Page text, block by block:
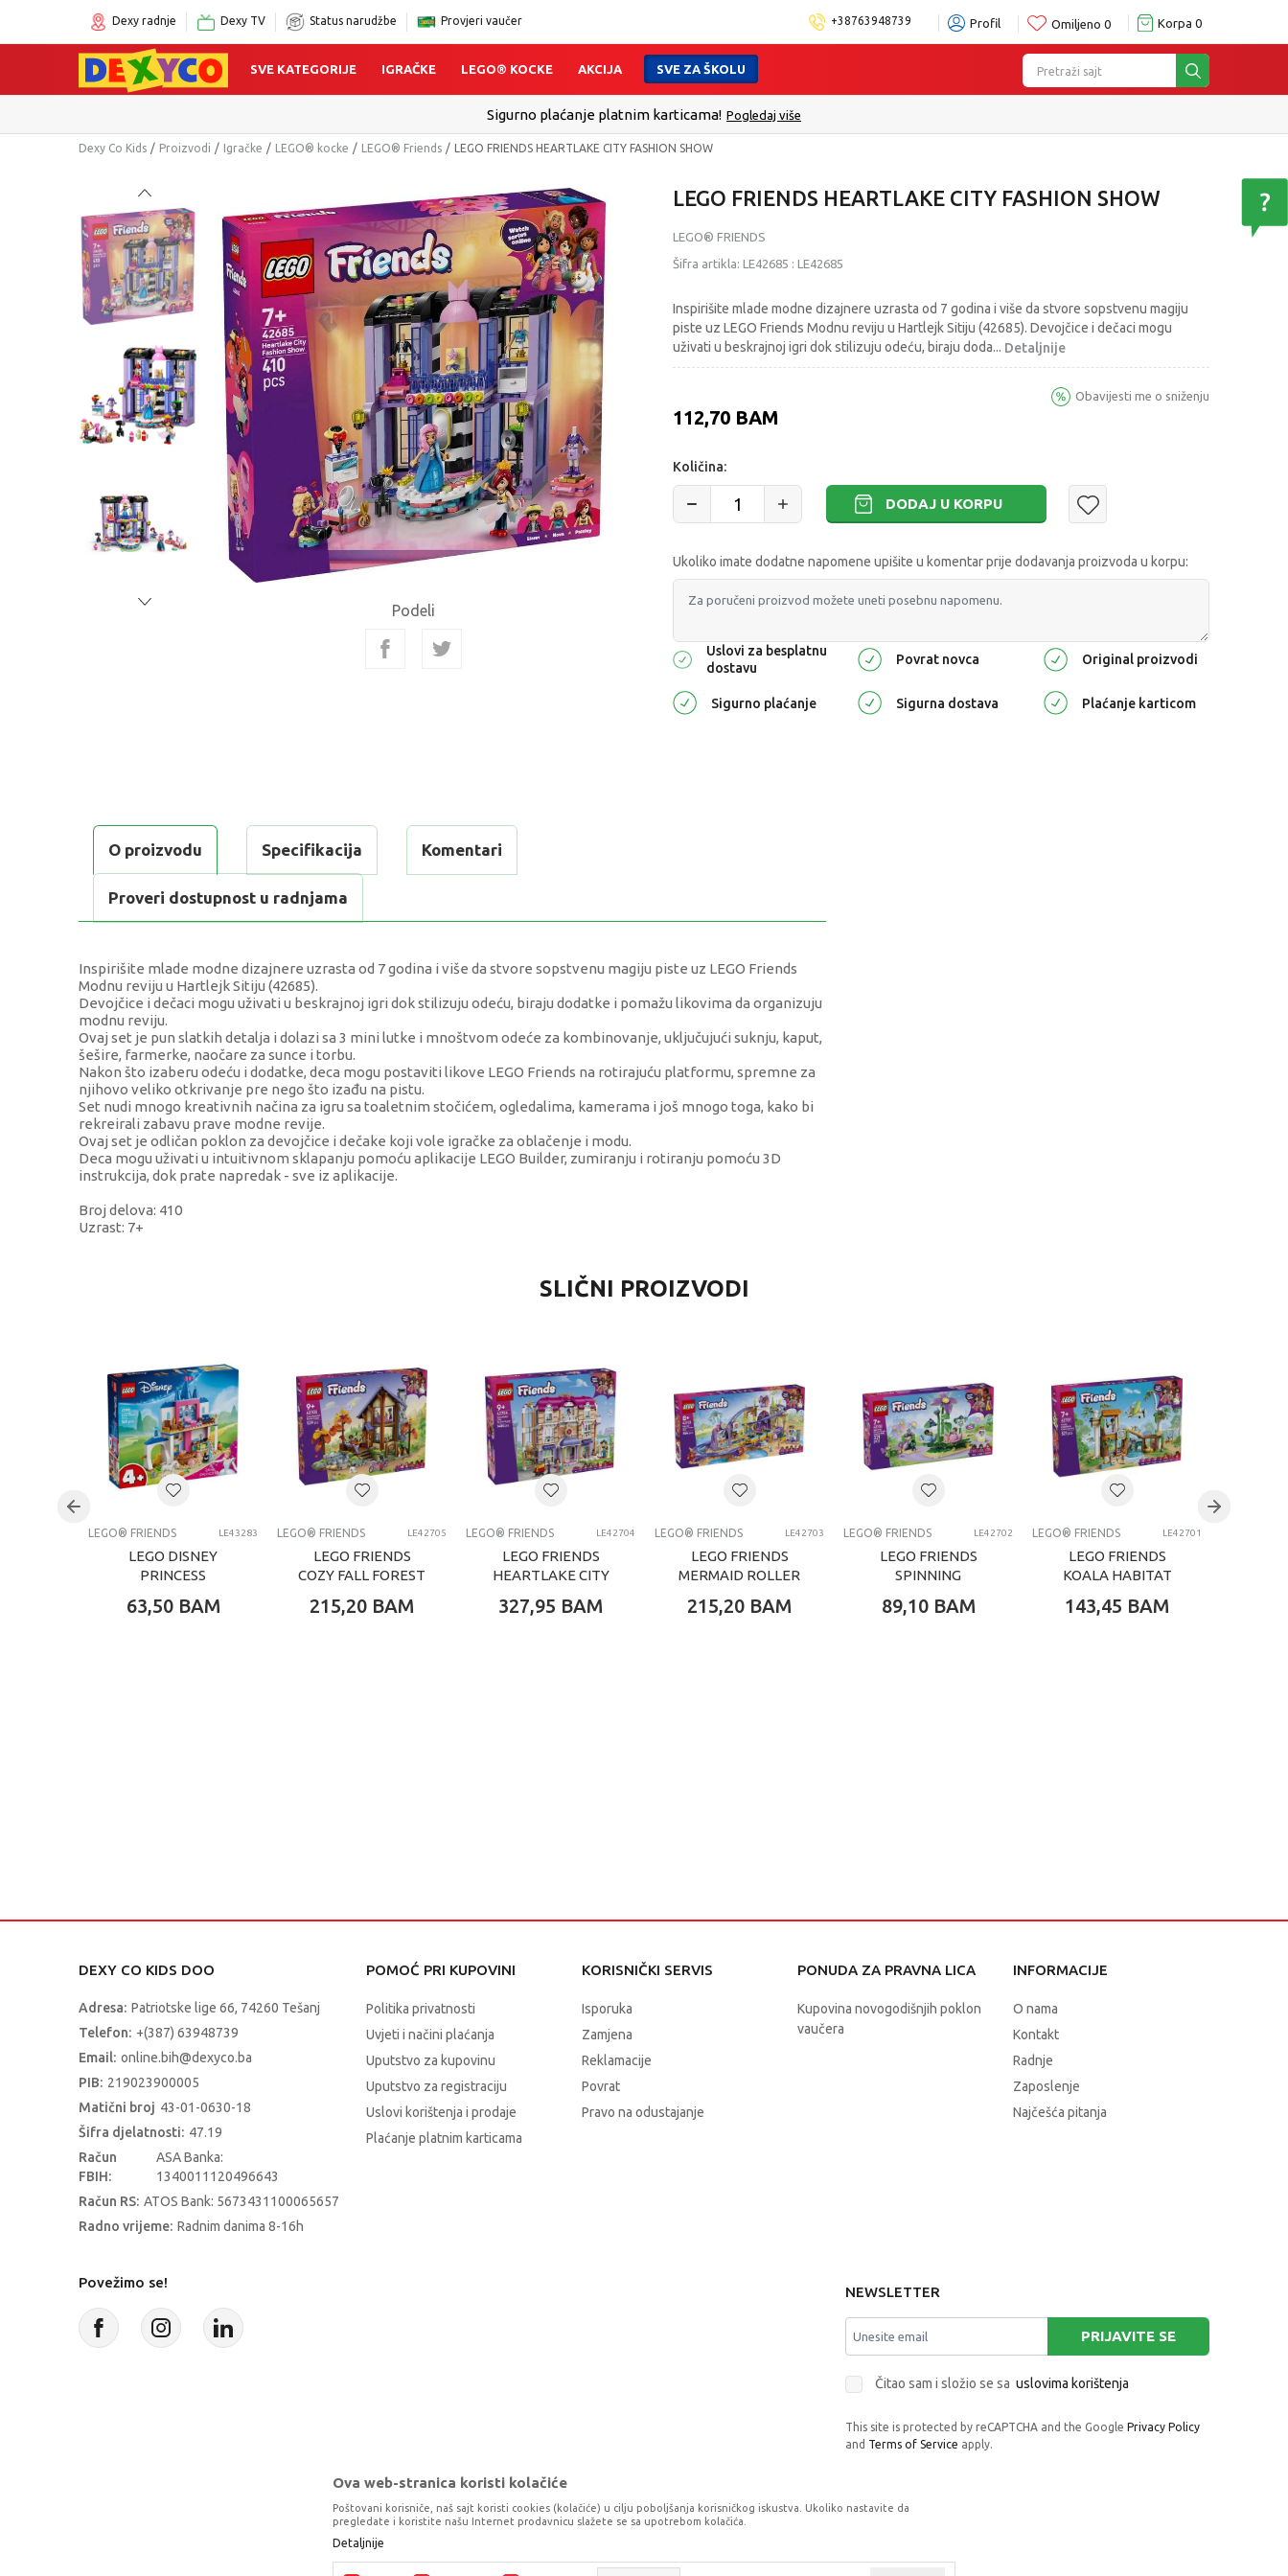
Dexy radnje Dexy TV Status narudžbe Provjeri vaučer +38763948739 Profil Omiljeno 0 Korpa 0
Pretraži sajt
SVE KATEGORIJE IGRAČKE LEGO® KOCKE AKCIJA SVE ZA ŠKOLU
Sigurno plaćanje platnim karticama! Pogledaj više
Dexy Co Kids Proizvodi Igračke LEGO® kocke LEGO® Friends LEGO FRIENDS HEARTLAKE CITY FASHION SHOW
Podeli
LEGO FRIENDS HEARTLAKE CITY FASHION SHOW
LEGO® FRIENDS
Šifra artikla: LE42685 : LE42685
Inspirišite mlade modne dizajnere uzrasta od 7 godina i više da stvore sopstvenu magiju
piste uz LEGO Friends Modnu reviju u Hartlejk Sitiju (42685). Devojčice i dečaci mogu
uživati u beskrajnoj igri dok stilizuju odeću, biraju doda... Detaljnije
112,70 BAM
Obavijesti me o sniženju
Količina:
DODAJ U KORPU
Ukoliko imate dodatne napomene upišite u komentar prije dodavanja proizvoda u korpu:
Uslovi za besplatnu
dostavu
Povrat novca Original proizvodi
Sigurno plaćanje Sigurna dostava Plaćanje karticom
O proizvodu Specifikacija Komentari
Proveri dostupnost u radnjama
Inspirišite mlade modne dizajnere uzrasta od 7 godina i više da stvore sopstvenu magiju piste uz LEGO Friends
Modnu reviju u Hartlejk Sitiju (42685).
Devojčice i dečaci mogu uživati u beskrajnoj igri dok stilizuju odeću, biraju dodatke i pomažu likovima da organizuju
modnu reviju.
Ovaj set je pun slatkih detalja i dolazi sa 3 mini lutke i mnoštvom odeće za kombinovanje, uključujući suknju, kaput,
šešire, farmerke, naočare za sunce i torbu.
Nakon što izaberu odeću i dodatke, deca mogu postaviti likove LEGO Friends na rotirajuću platformu, spremne za
njihovo veliko otkrivanje pre nego što izađu na pistu.
Set nudi mnogo kreativnih načina za igru sa toaletnim stočićem, ogledalima, kamerama i još mnogo toga, kako bi
rekreirali zabavu prave modne revije.
Ovaj set je odličan poklon za devojčice i dečake koji vole igračke za oblačenje i modu.
Deca mogu uživati u intuitivnom sklapanju pomoću aplikacije LEGO Builder, zumiranju i rotiranju pomoću 3D
instrukcija, dok prate napredak - sve iz aplikacije.
Broj delova: 410
Uzrast: 7+
LEGO® Friends
Pol Djevojčice
Uzrast 4-6 G
Brend LEGO® kocke
SLIČNI PROIZVODI
LEGO® FRIENDS LE43283
LEGO DISNEY
PRINCESS
ANIMAL FRIENDS
63,50 BAM
LEGO® FRIENDS LE42705
LEGO FRIENDS
COZY FALL FOREST
215,20 BAM
LEGO® FRIENDS LE42704
LEGO FRIENDS
HEARTLAKE CITY
327,95 BAM
LEGO® FRIENDS LE42703
LEGO FRIENDS
MERMAID ROLLER
215,20 BAM
LEGO® FRIENDS LE42702
LEGO FRIENDS
SPINNING
TEAC
89,10 BAM
LEGO® FRIENDS LE42701
LEGO FRIENDS
KOALA HABITAT
143,45 BAM
DEXY CO KIDS DOO
Adresa: Patriotske lige 66, 74260 Tešanj
Telefon: +(387) 63948739
Email: online.bih@dexyco.ba
PIB: 219023900005
Matični broj 43-01-0630-18
Šifra djelatnosti: 47.19
Račun
FBIH:
ASA Banka:
1340011120496643
Račun RS: ATOS Bank: 5673431100065657
Radno vrijeme: Radnim danima 8-16h
POMOĆ PRI KUPOVINI
Politika privatnosti
Uvjeti i načini plaćanja
Uputstvo za kupovinu
Uputstvo za registraciju
Uslovi korištenja i prodaje
Plaćanje platnim karticama
KORISNIČKI SERVIS
Isporuka
Zamjena
Reklamacije
Povrat
Pravo na odustajanje
PONUDA ZA PRAVNA LICA
Kupovina novogodišnjih poklon
vaučera
INFORMACIJE
O nama
Kontakt
Radnje
Zaposlenje
Najčešća pitanja
Povežimo se!
NEWSLETTER
PRIJAVITE SE
Čitao sam i složio se sa uslovima korištenja
This site is protected by reCAPTCHA and the Google Privacy Policy
and Terms of Service apply.
potpunosti kompletni i bez grešaka. Svi artikli prikazani na sajtu su dio naše ponude, ali ne podrazumijeva da su dostupni u svakom trenutku.
Ova web-stranica koristi kolačiće
Poštovani korisniče, naš sajt koristi cookies (kolačiće) u cilju poboljšanja korisničkog iskustva. Ukoliko nastavite da
pregledate i koristite našu Internet prodavnicu slažete se sa upotrebom kolačića.
Detaljnije